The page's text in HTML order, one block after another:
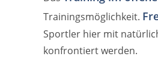
Trainingsmöglichkeit.
Sportler hier mit
konfrontiert werden.